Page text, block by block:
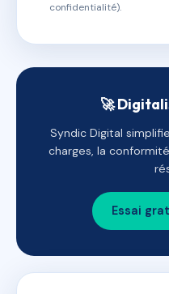
confidentialité).
🚀
Syndic Digital
charges, la
Essai